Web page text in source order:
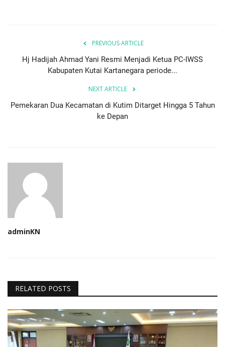
PREVIOUS ARTICLE
Hj Hadijah Ahmad Yani Resmi Menjadi Ketua PC-IWSS
Kabupaten Kutai Kartanegara periode...
NEXT ARTICLE
Pemekaran Dua Kecamatan di Kutim Ditarget Hingga 5 Tahun
ke Depan
adminKN
RELATED POSTS